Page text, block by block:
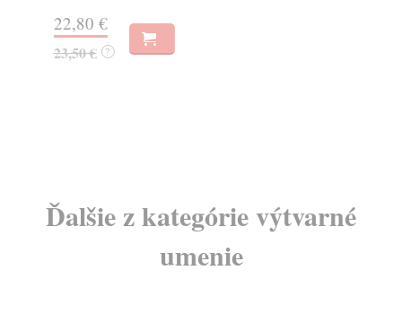
22,80 €
23,50 € ?
Ďalšie z kategórie výtvarné
umenie